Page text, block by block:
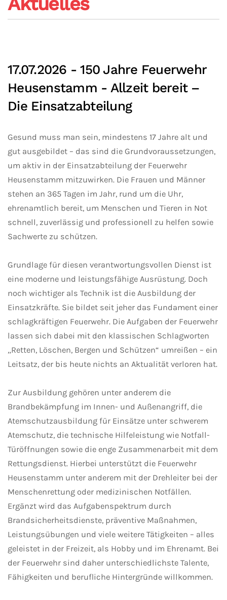
17.07.2026 -150 Jahre Feuerwehr
Heusenstamm - Allzeit bereit –
Die Einsatzabteilung
Gesund muss man sein, mindestens 17 Jahre alt und
gut ausgebildet – das sind die Grundvoraussetzungen,
um aktiv in der Einsatzabteilung der Feuerwehr
Heusenstamm mitzuwirken. Die Frauen und Männer
stehen an 365 Tagen im Jahr, rund um die Uhr,
ehrenamtlich bereit, um Menschen und Tieren in Not
schnell, zuverlässig und professionell zu helfen sowie
Sachwerte zu schützen.
Grundlage für diesen verantwortungsvollen Dienst ist
eine moderne und leistungsfähige Ausrüstung. Doch
noch wichtiger als Technik ist die Ausbildung der
Einsatzkräfte. Sie bildet seit jeher das Fundament einer
schlagkräftigen Feuerwehr. Die Aufgaben der Feuerwehr
lassen sich dabei mit den klassischen Schlagworten
„Retten, Löschen, Bergen und Schützen“ umreißen – ein
Leitsatz, der bis heute nichts an Aktualität verloren hat.
Zur Ausbildung gehören unter anderem die
Brandbekämpfung im Innen- und Außenangriff, die
Atemschutzausbildung für Einsätze unter schwerem
Atemschutz, die technische Hilfeleistung wie Notfall-
Türöffnungen sowie die enge Zusammenarbeit mit dem
Rettungsdienst. Hierbei unterstützt die Feuerwehr
Heusenstamm unter anderem mit der Drehleiter bei der
Menschenrettung oder medizinischen Notfällen.
Ergänzt wird das Aufgabenspektrum durch
Brandsicherheitsdienste, präventive Maßnahmen,
Leistungsübungen und viele weitere Tätigkeiten – alles
geleistet in der Freizeit, als Hobby und im Ehrenamt. Bei
der Feuerwehr sind daher unterschiedlichste Talente,
Fähigkeiten und berufliche Hintergründe willkommen.